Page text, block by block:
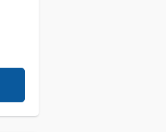
1945 und Aufbruch